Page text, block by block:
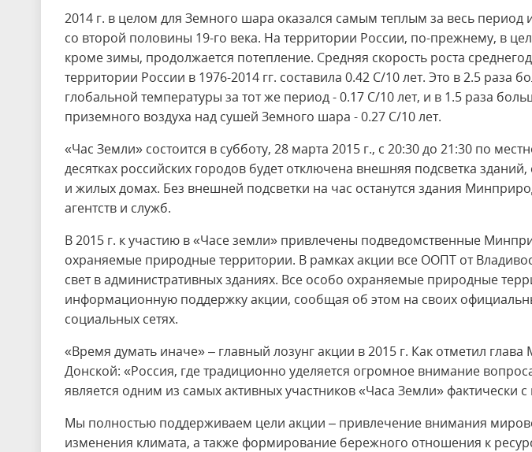
2014 г. в целом для Земного шара оказался самым теплым за весь
со второй половины 19-го века. На территории России, по-прежнему, в
кроме зимы, продолжается потепление. Средняя скорость роста
территории России в 1976-2014 гг. составила 0.42 С/10 лет. Это в 2.5 раза
глобальной температуры за тот же период - 0.17 С/10 лет, и в 1.5 раза
приземного воздуха над сушей Земного шара - 0.27 С/10 лет.
«Час Земли» состоится в субботу, 28 марта 2015 г., с 20:30 до 21:30 по
десятках российских городов будет отключена внешняя подсветка
и жилых домах. Без внешней подсветки на час останутся здания
агентств и служб.
В 2015 г. к участию в «Часе земли» привлечены подведомственные
охраняемые природные территории. В рамках акции все ООПТ от
свет в административных зданиях. Все особо охраняемые природные
информационную поддержку акции, сообщая об этом на своих
социальных сетях.
«Время думать иначе» – главный лозунг акции в 2015 г. Как отметил
Донской: «Россия, где традиционно уделяется огромное внимание
является одним из самых активных участников «Часа Земли» фактически
Мы полностью поддерживаем цели акции – привлечение внимания
изменения климата, а также формирование бережного отношения к